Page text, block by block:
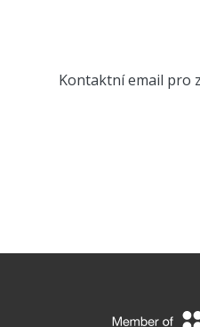
Kontaktní email pro